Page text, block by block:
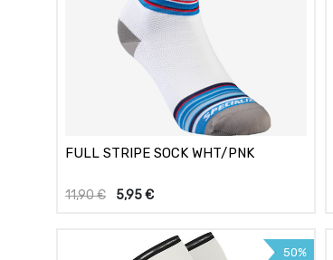
FULL STRIPE SOCK WHT/PNK
11,90€ 5,95€
50%